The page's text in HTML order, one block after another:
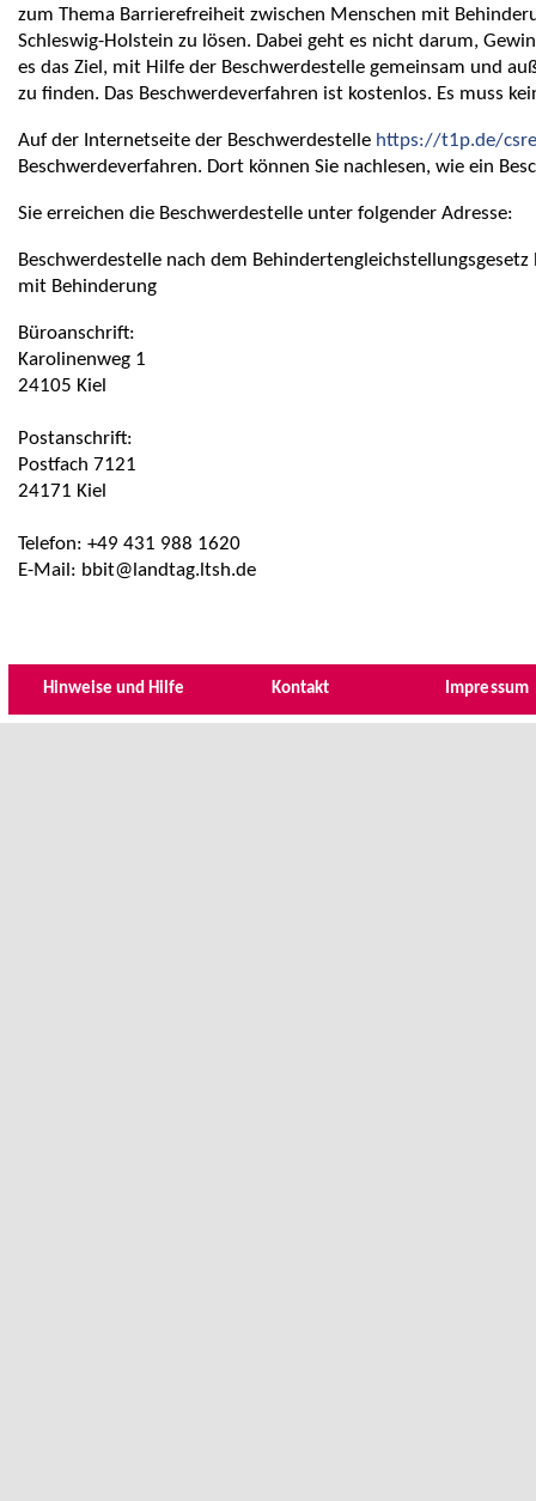
zum Thema Barrierefreiheit zwischen Menschen mit
Schleswig-Holstein zu lösen. Dabei geht es nicht darum,
es das Ziel, mit Hilfe der Beschwerdestelle gemeinsam und
zu finden. Das Beschwerdeverfahren ist kostenlos. Es muss
Auf der Internetseite der Beschwerdestelle https://t1p.de/csre
Beschwerdeverfahren. Dort können Sie nachlesen, wie ein
Sie erreichen die Beschwerdestelle unter folgender Adresse:
Beschwerdestelle nach dem
mit Behinderung
Büroanschrift:
Karolinenweg 1
24105 Kiel
Postanschrift:
Postfach 7121
24171 Kiel
Telefon: +49 431 988 1620
E-Mail: bbit@landtag.ltsh.de
Hinweise und Hilfe Kontakt Impressum